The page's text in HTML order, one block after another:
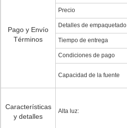
Pago y Envío
Términos
Precio
Detalles de empaquetado
Tiempo de entrega
Condiciones de pago
Capacidad de la fuente
Características
y detalles
Alta luz: